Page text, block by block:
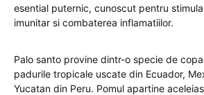
esential puternic, cunoscut pentru
imunitar si combaterea inflamatiilor.
Palo santo provine dintr-o specie de
padurile tropicale uscate din Ecuador,
Yucatan din Peru. Pomul apartine